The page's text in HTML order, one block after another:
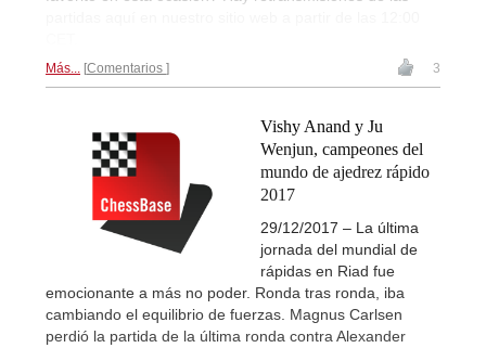
Más... Comentarios 3
Vishy Anand y Ju
Wenjun, campeones del
mundo de ajedrez rápido
2017
29/12/2017 – La última
jornada del mundial de
rápidas en Riad fue
emocionante a más no poder. Ronda tras ronda, iba
cambiando el equilibrio de fuerzas. Magnus Carlsen
perdió la partida de la última ronda contra Alexander